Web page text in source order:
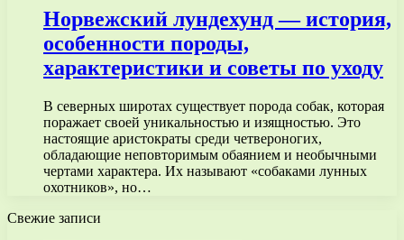
Норвежский лундехунд — история,
особенности породы,
характеристики и советы по уходу
В северных широтах существует порода собак, которая
поражает своей уникальностью и изящностью. Это
настоящие аристократы среди четвероногих,
обладающие неповторимым обаянием и необычными
чертами характера. Их называют «собаками лунных
охотников», но…
Свежие записи